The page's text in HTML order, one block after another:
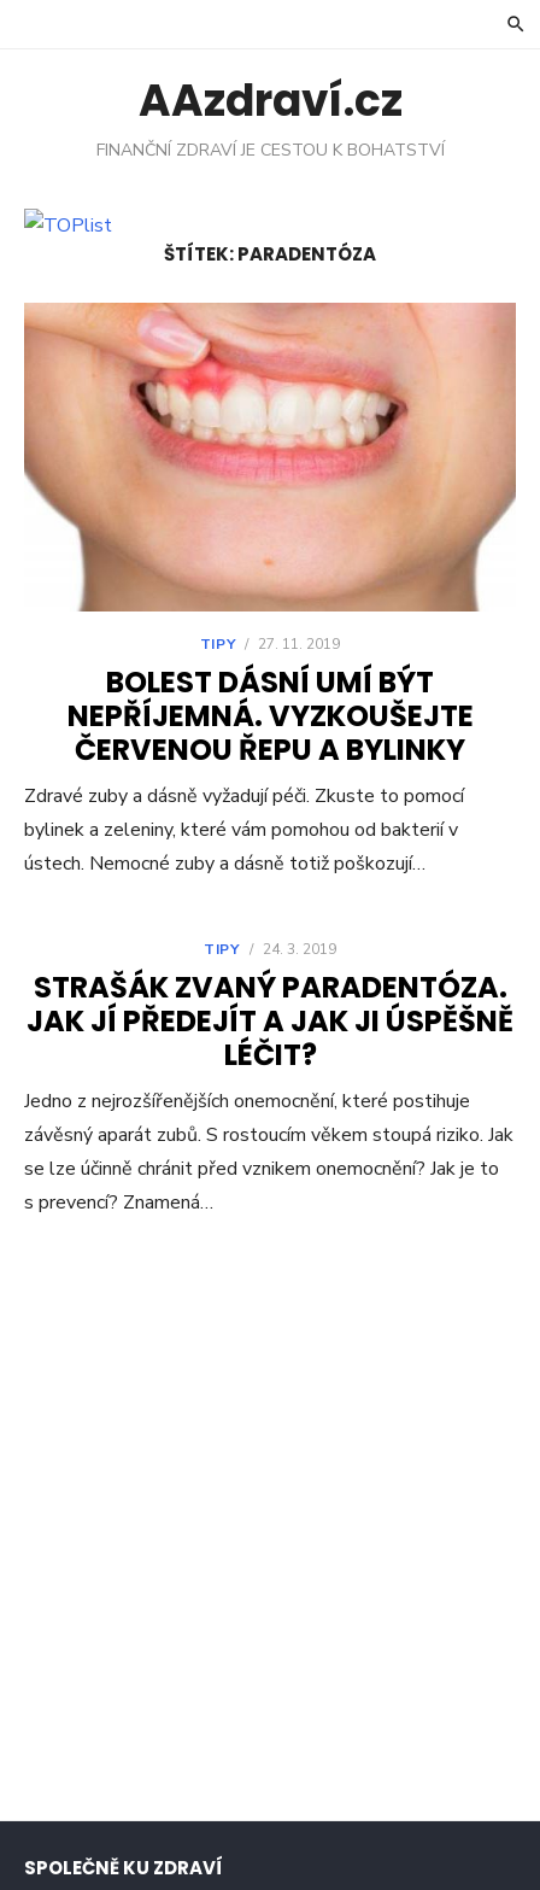
AAzdraví.cz
FINANČNÍ ZDRAVÍ JE CESTOU K BOHATSTVÍ
ŠTÍTEK:PARADENTÓZA
TIPY / 27. 11. 2019
BOLEST DÁSNÍ UMÍ BÝT
NEPŘÍJEMNÁ. VYZKOUŠEJTE
ČERVENOU ŘEPU A BYLINKY
Zdravé zuby a dásně vyžadují péči. Zkuste to pomocí
bylinek a zeleniny, které vám pomohou od bakterií v
ústech. Nemocné zuby a dásně totiž poškozují…
TIPY / 24. 3. 2019
STRAŠÁK ZVANÝ PARADENTÓZA.
JAK JÍ PŘEDEJÍT A JAK JI ÚSPĚŠNĚ
LÉČIT?
Jedno z nejrozšířenějších onemocnění, které postihuje
závěsný aparát zubů. S rostoucím věkem stoupá riziko. Jak
se lze účinně chránit před vznikem onemocnění? Jak je to
s prevencí? Znamená…
SPOLEČNĚ KU ZDRAVÍ